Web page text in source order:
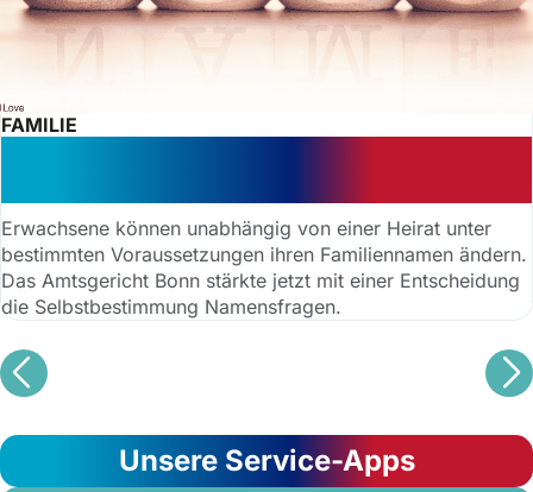
FAMILIE
Erwachsene können unabhängig von einer Heirat unter
bestimmten Voraussetzungen ihren Familiennamen ändern.
Das Amtsgericht Bonn stärkte jetzt mit einer Entscheidung
die Selbstbestimmung Namensfragen.
Unsere Service-Apps